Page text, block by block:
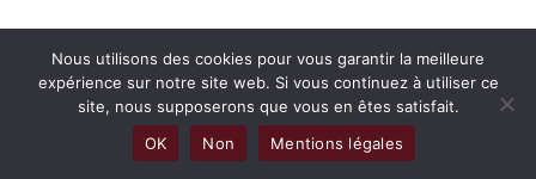
Nous utilisons des cookies pour vous garantir la meilleure
expérience sur notre site web. Si vous continuez à utiliser ce
site, nous supposerons que vous en êtes satisfait.
OK
Non Mentions légales